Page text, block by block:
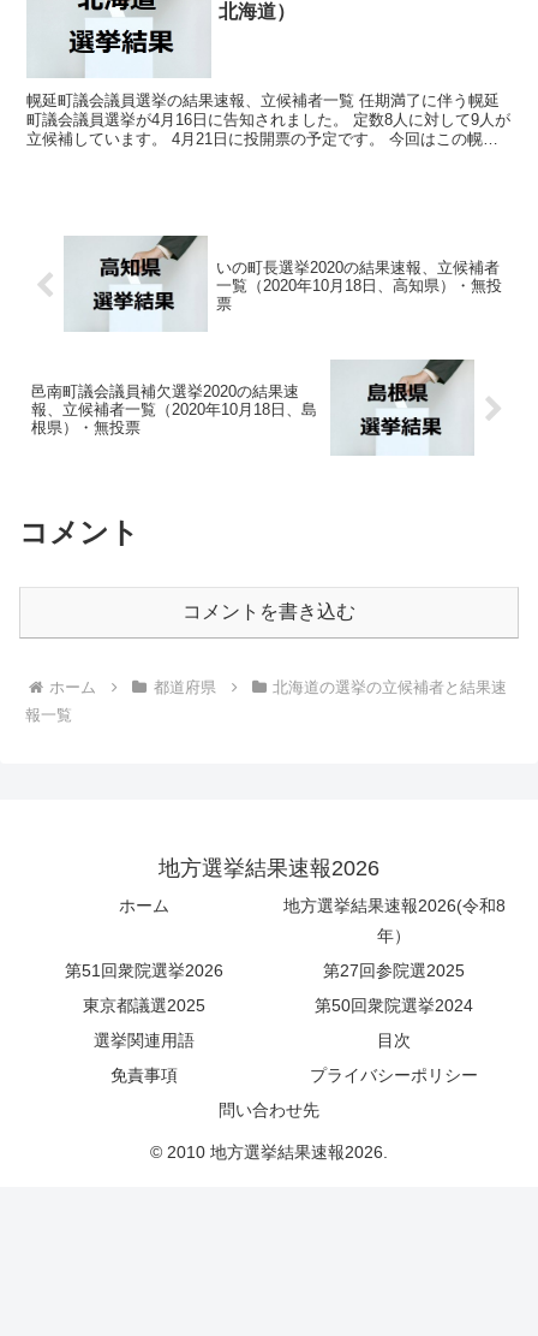
北海道）
幌延町議会議員選挙の結果速報、立候補者一覧 任期満了に伴う幌延
町議会議員選挙が4月16日に告知されました。 定数8人に対して9人が
立候補しています。 4月21日に投開票の予定です。 今回はこの幌延
いの町長選挙2020の結果速報、立候補者
一覧（2020年10月18日、高知県）・無投
票
邑南町議会議員補欠選挙2020の結果速
報、立候補者一覧（2020年10月18日、島
根県）・無投票
コメント
コメントを書き込む
ホーム 都道府県
北海道の選挙の立候補者と結果速
報一覧
地方選挙結果速報2026
ホーム
地方選挙結果速報2026(令和8
年）
第51回衆院選挙2026
第27回参院選2025
東京都議選2025
第50回衆院選挙2024
選挙関連用語
目次
免責事項
プライバシーポリシー
問い合わせ先
© 2010 地方選挙結果速報2026.